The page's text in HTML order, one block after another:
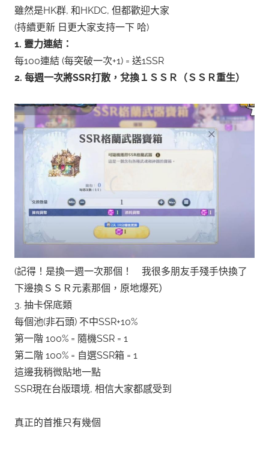
雖然是HK群, 和HKDC, 但都歡迎大家
(持續更新 日更大家支持一下 哈)
1. 靈力連結：
每100連結 (每突破一次+1) = 送1SSR
2. 每週一次將SSR打散，兌換１ＳＳＲ（ＳＳＲ重生）
(記得！是換一週一次那個！ 我很多朋友手殘手快換了
下邊換ＳＳＲ元素那個，原地爆死）
3. 抽卡保底類
每個池(非石頭) 不中SSR+10%
第一階 100% = 隨機SSR = 1
第二階 100% = 自選SSR箱 = 1
這邊我稍微貼地一點
SSR現在台版環境, 相信大家都感受到
真正的首推只有幾個